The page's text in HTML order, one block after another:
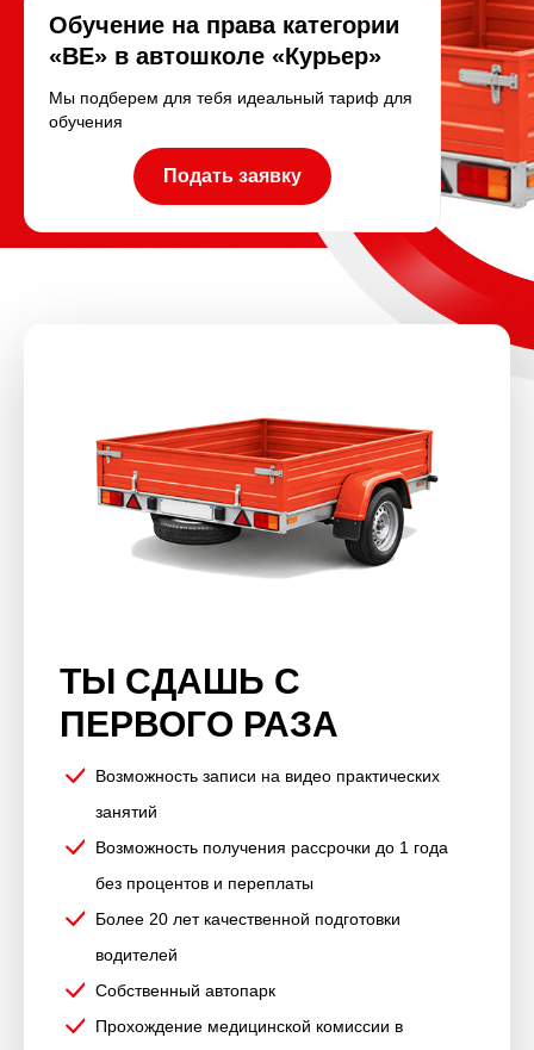
Обучение на права категории
«BE» в автошколе «Курьер»
Мы подберем для тебя идеальный тариф для
обучения
Подать заявку
ТЫ СДАШЬ С
ПЕРВОГО РАЗА
Возможность записи на видео практических
занятий
Возможность получения рассрочки до 1 года
без процентов и переплаты
Более 20 лет качественной подготовки
водителей
Собственный автопарк
Прохождение медицинской комиссии в